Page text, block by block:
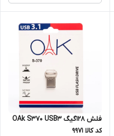
فلش 128گیگ OAk S370 USB3
کد کالا 9971